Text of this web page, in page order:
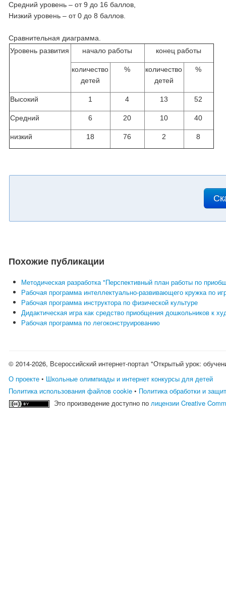
Средний уровень – от 9 до 16 баллов,
Низкий уровень – от 0 до 8 баллов.
Сравнительная диаграмма.
Уровень развития
начало работы конец работы
количество
детей
%
количество
детей
%
Высокий 1 4 13 52
Средний 6 20 10 40
низкий 18 76 2 8
Похожие публикации
Методическая разработка "Перспективный план работы по
Рабочая программа интеллектуально-развивающего кружка по
Рабочая программа инструктора по физической культуре
Дидактическая игра как средство приобщения дошкольников к
Рабочая программа по легоконструированию
© 2014-2026, Всероссийский интернет-портал "Открытый урок:
О проекте • Школьные олимпиады и интернет конкурсы для детей
Политика использования файлов cookie • Политика обработки и
Это произведение доступно полицензии Creative